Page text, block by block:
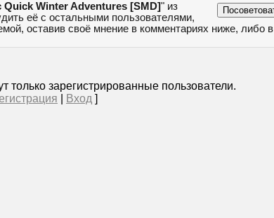
Quick Winter Adventures [SMD]" из
её с остальными пользователями,
оставив своё мнение в комментариях ниже, либо в
только зарегистрированные пользователи.
Вход ]